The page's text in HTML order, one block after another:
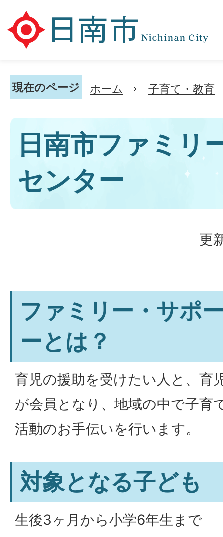
現在のページ ホーム 子育て・教育
日南市ファミリ
センター
更
ファミリー・サポ
ーとは？
育児の援助を受けたい人と、育
が会員となり、地域の中で子育
活動のお手伝いを行います。
対象となる子ども
生後3ヶ月から小学6年生まで